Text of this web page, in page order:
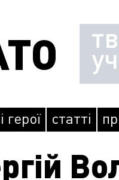
герої статті